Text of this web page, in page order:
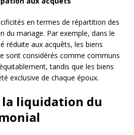
en termes de répartition des
du mariage. Par exemple, dans le
réduite aux acquêts, les biens
sont considérés comme communs
tandis que les biens
exclusive de chaque époux.
la liquidation du